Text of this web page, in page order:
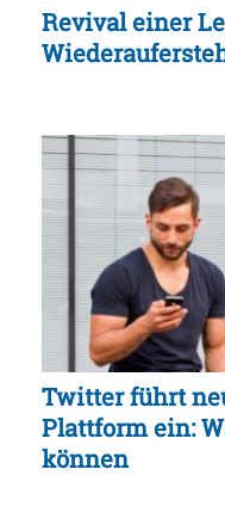
Revival einer
Twitter führt
Plattform ein:
können